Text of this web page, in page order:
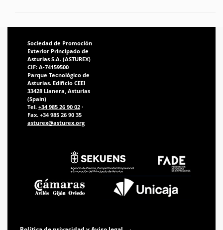
Sociedad de Promoción
Exterior Principado de
Asturias S.A. (ASTUREX)
CIF: A-74159500
Parque Tecnológico de
Asturias. Edificio CEEI
33428 Llanera, Asturias
(Spain)
Tel. +34 985 26 90 02 ·
Fax. +34 985 26 90 35
asturex@asturex.org